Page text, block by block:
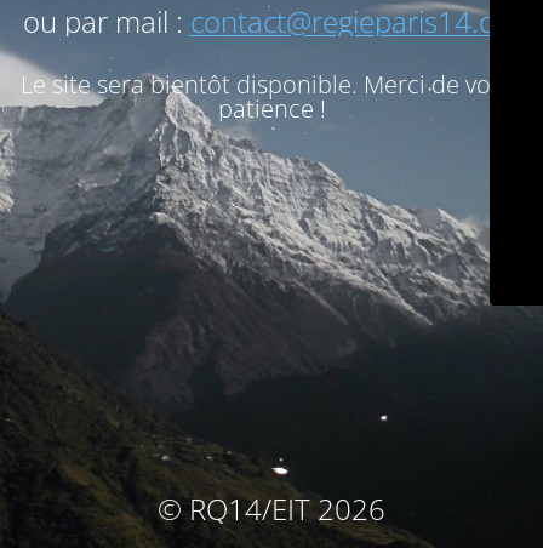
ou par mail : contact@regieparis14.org
Le site sera bientôt disponible. Merci de votre
patience !
© RQ14/EIT 2026